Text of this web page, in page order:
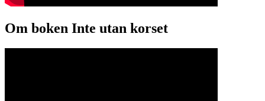
Om boken Inte utan korset